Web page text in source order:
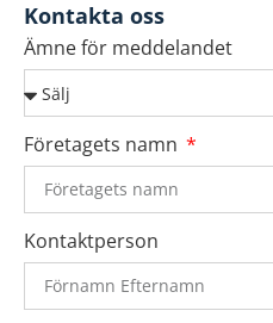
Kontakta oss
Ämne för meddelandet
Företagets namn
Kontaktperson